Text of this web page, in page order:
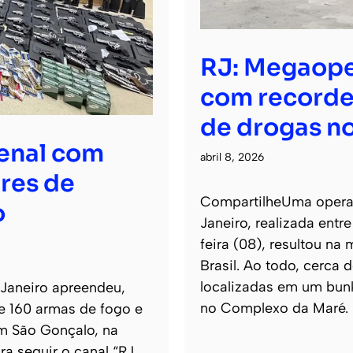
com
de
apreendeu,
160 armas de fogo e
São Gonçalo, na
RJ:
com
de drogas
abril 8, 2026
CompartilheUma
Janeiro, realizada
feira (08), resultou na
Brasil. Ao todo, cerca
localizadas em um
no Complexo da Maré.